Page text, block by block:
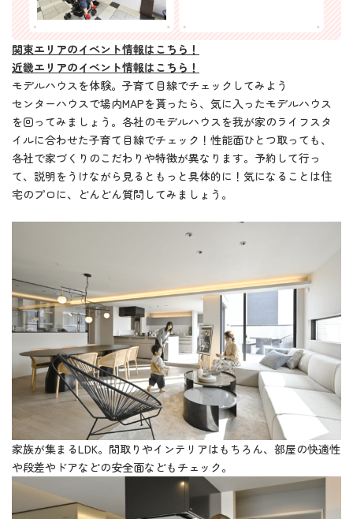
関東エリアのイベント情報はこちら！
近畿エリアのイベント情報はこちら！
モデルハウスを体験。子育て目線でチェックしてみよう
センターハウスで場内MAPを貰ったら、気に入ったモデルハウス
を回ってみましょう。各社のモデルハウスを我が家のライフスタ
イルに合わせた子育て目線でチェック！性能面ひとつ取っても、
各社で家づくりのこだわりや特徴が異なります。予約して行っ
て、説明をうけながら見るともっと具体的に！気になることは住
宅のプロに、どんどん質問してみましょう。
家族が集まるLDK。間取りやインテリアはもちろん、部屋の快適性
や段差やドアなどの安全面などもチェック。